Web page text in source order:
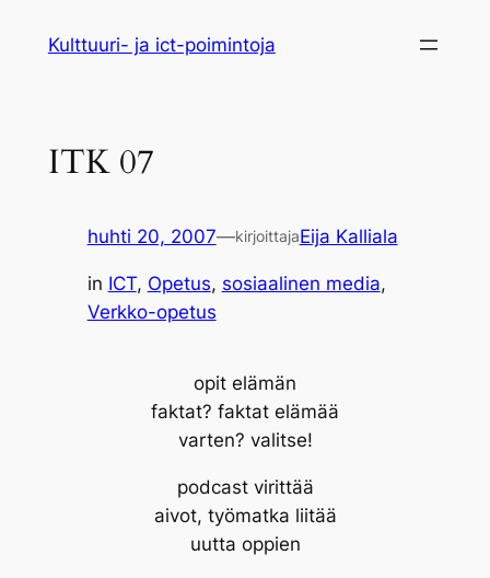
sisältöön
Kulttuuri- ja ict-poimintoja
ITK 07
huhti 20, 2007—kirjoittajaEija Kalliala
in ICT, Opetus, sosiaalinen media
Verkko-opetus
opit elämän
faktat? faktat elämää
varten? valitse!
podcast virittää
aivot, työmatka liitää
uutta oppien